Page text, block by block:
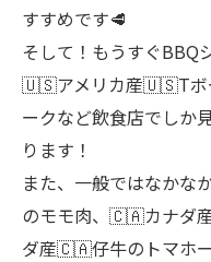
すすめです🥩
そして！もうすぐBBQ
🇺🇸アメリカ産🇺🇸Tボ
ークなど飲食店でしか
ります！
また、一般ではなか
のモモ肉、🇨🇦カナダ
ダ産🇨🇦仔牛のトマホ